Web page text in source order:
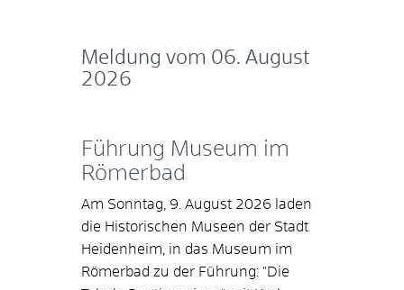
Meldung vom 06. August
2026
Führung Museum im
Römerbad
Am Sonntag, 9. August 2026 laden
die Historischen Museen der Stadt
Heidenheim, in das Museum im
Römerbad zu der Führung: "Die